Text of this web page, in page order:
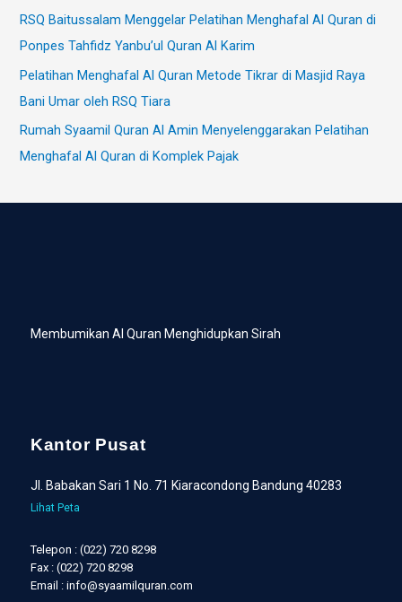
RSQ Baitussalam Menggelar Pelatihan Menghafal Al Quran di
Ponpes Tahfidz Yanbu’ul Quran Al Karim
Pelatihan Menghafal Al Quran Metode Tikrar di Masjid Raya
Bani Umar oleh RSQ Tiara
Rumah Syaamil Quran Al Amin Menyelenggarakan Pelatihan
Menghafal Al Quran di Komplek Pajak
Membumikan Al Quran Menghidupkan Sirah
Kantor Pusat
Jl. Babakan Sari 1 No. 71 Kiaracondong Bandung 40283
Lihat Peta
Telepon : (022) 720 8298
Fax : (022) 720 8298
Email : info@syaamilquran.com